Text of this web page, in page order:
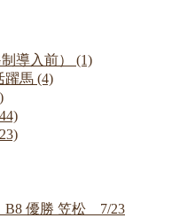
導入前） (1)
躍馬 (4)
優勝 笠松 7/23